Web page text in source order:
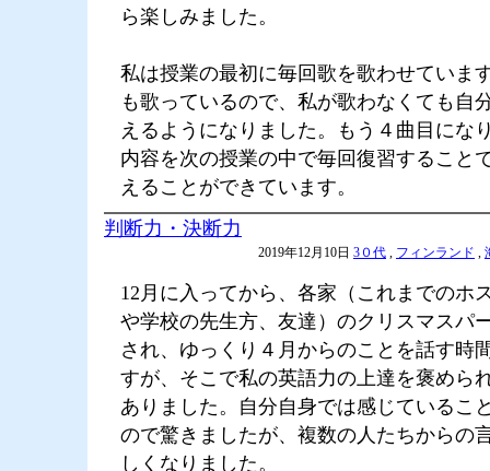
ら楽しみました。
私は授業の最初に毎回歌を歌わせていま
も歌っているので、私が歌わなくても自
えるようになりました。もう４曲目にな
内容を次の授業の中で毎回復習すること
えることができています。
判断力・決断力
2019年12月10日 3０代 , フィンランド ,
12月に入ってから、各家（これまでのホ
や学校の先生方、友達）のクリスマスパ
され、ゆっくり４月からのことを話す時
すが、そこで私の英語力の上達を褒めら
ありました。自分自身では感じているこ
ので驚きましたが、複数の人たちからの
しくなりました。